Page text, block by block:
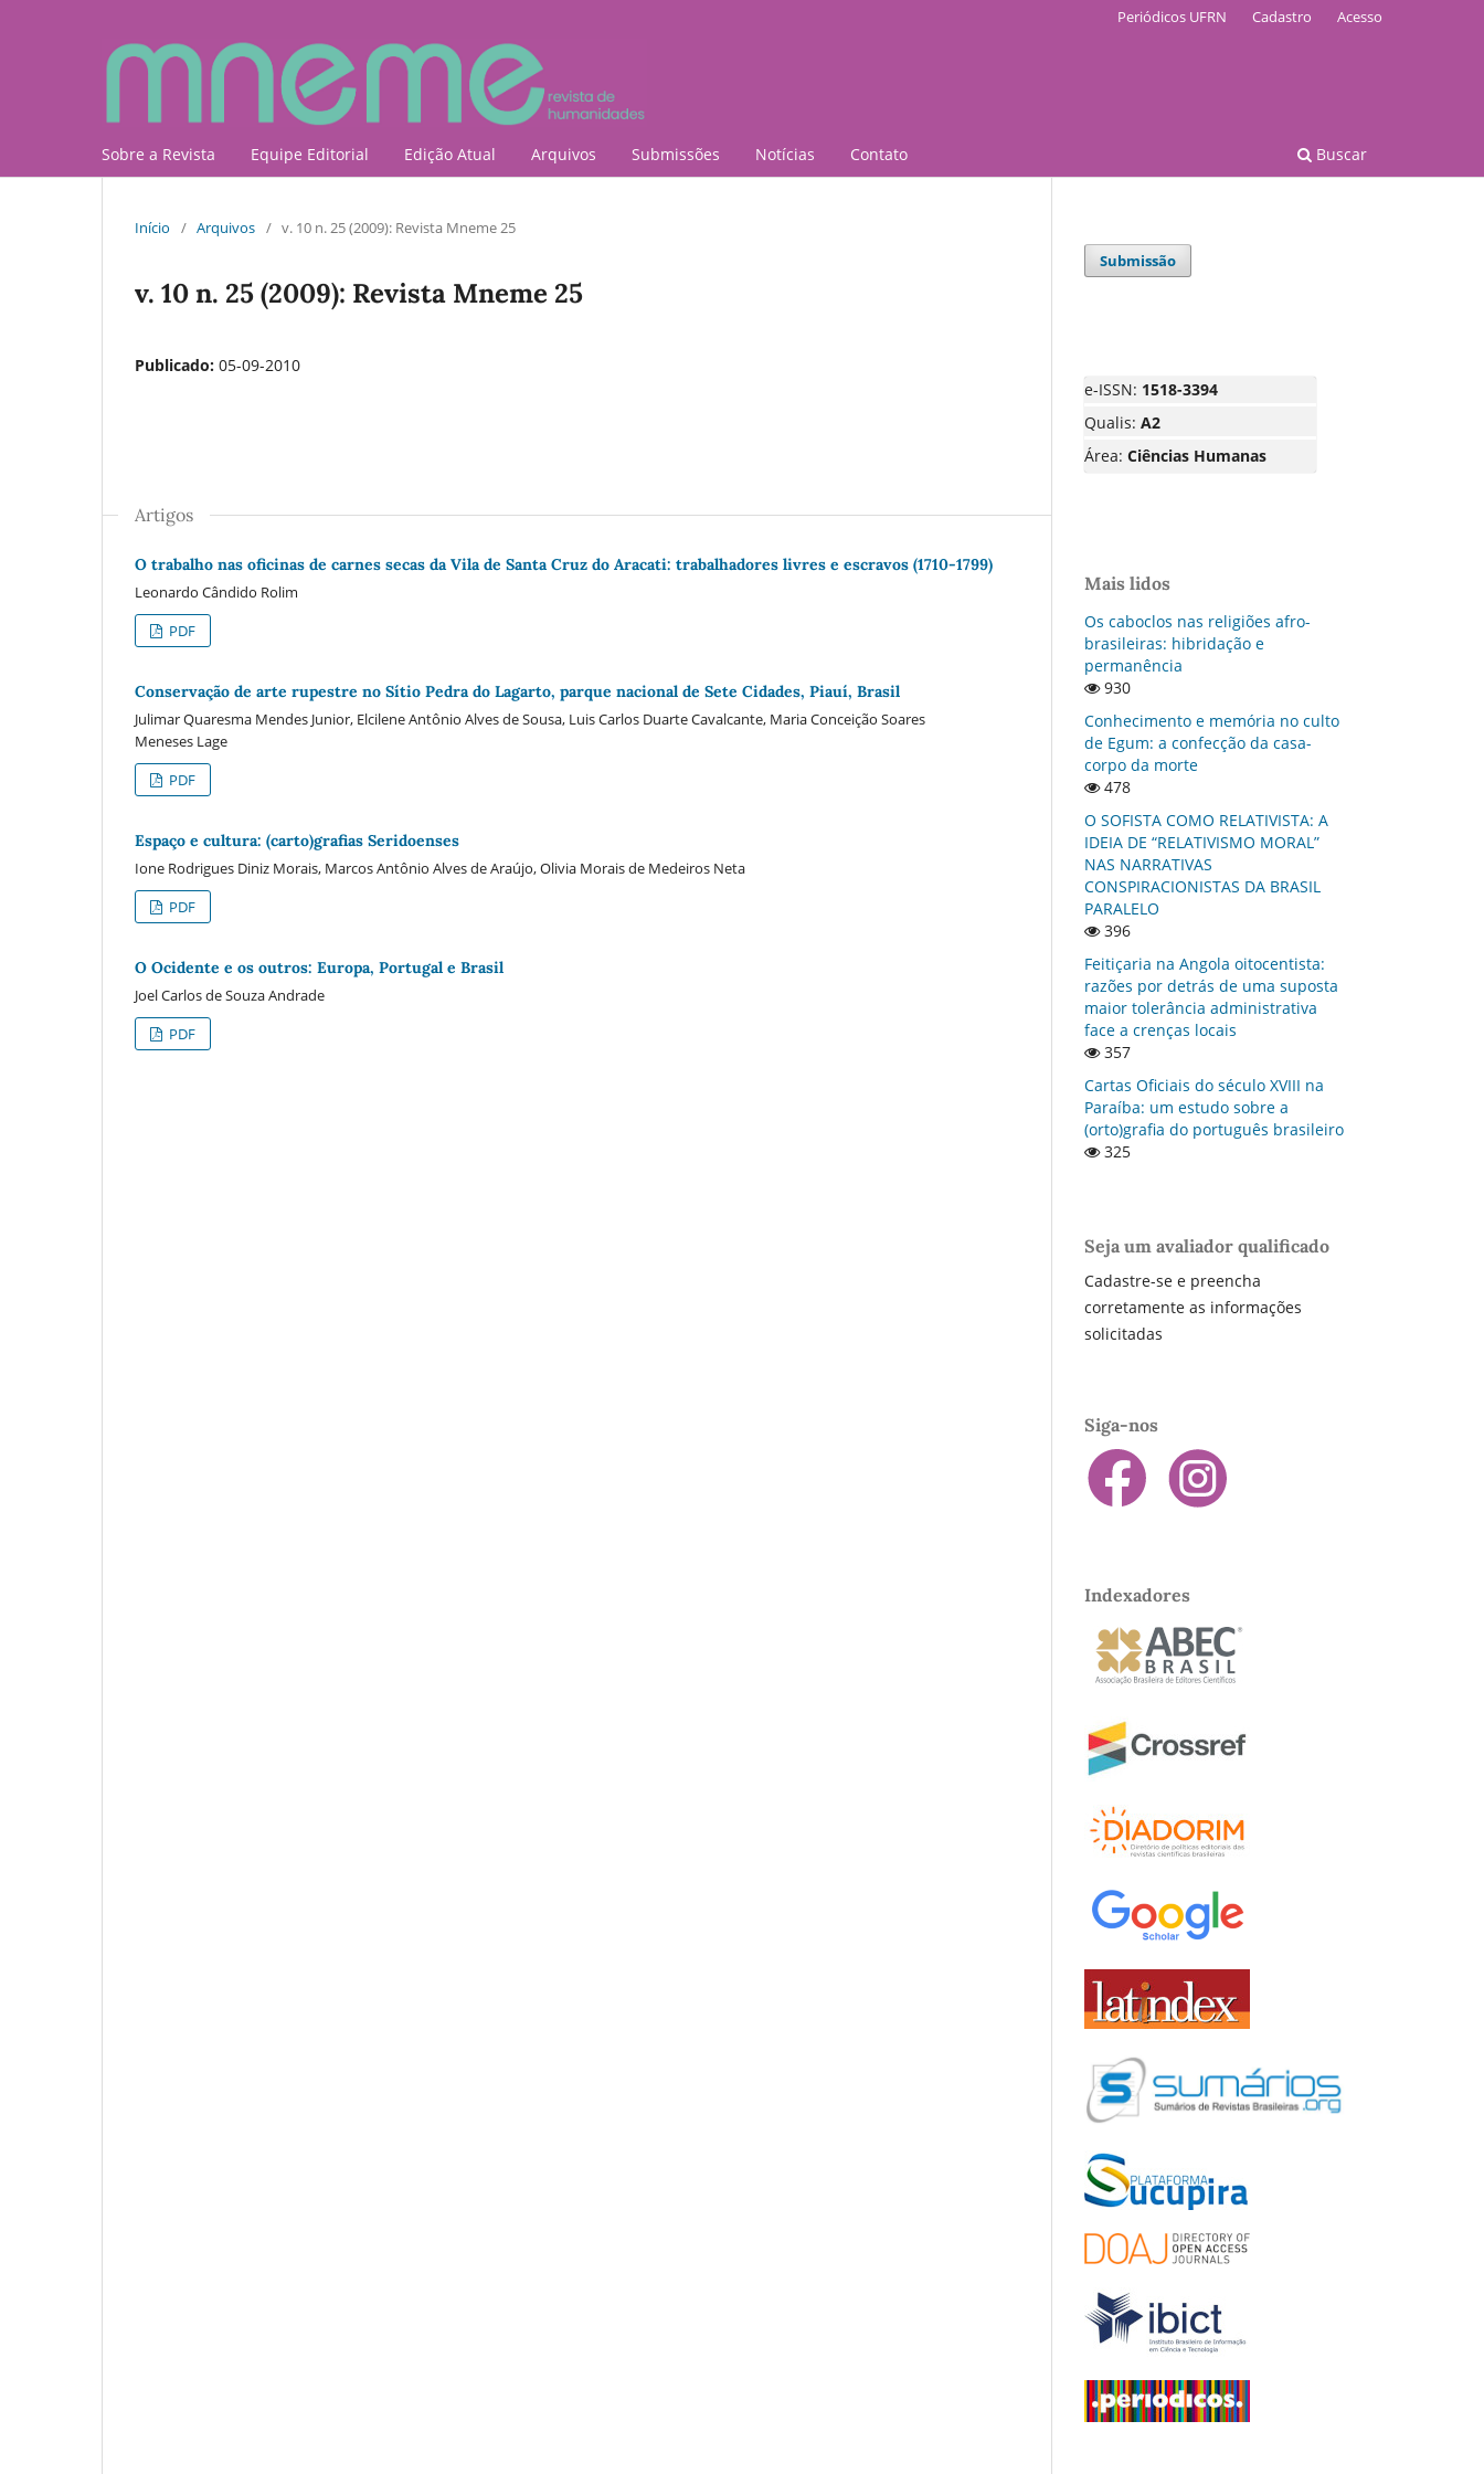
Sobre a Revista Equipe Editorial Edição Atual Arquivos Submissões Notícias Contato Buscar
Periódicos UFRN Cadastro Acesso
Início / Arquivos / v. 10 n. 25 (2009): Revista Mneme 25
v. 10 n. 25 (2009): Revista Mneme 25
Publicado: 05-09-2010
Artigos
O trabalho nas oficinas de carnes secas da Vila de Santa Cruz do Aracati: trabalhadores livres e escravos (1710-1799)
Leonardo Cândido Rolim
PDF
Conservação de arte rupestre no Sí­tio Pedra do Lagarto, parque nacional de Sete Cidades, Piauí­, Brasil
Julimar Quaresma Mendes Junior, Elcilene Antônio Alves de Sousa, Luis Carlos Duarte Cavalcante, Maria Conceição Soares
Meneses Lage
PDF
Espaço e cultura: (carto)grafias Seridoenses
Ione Rodrigues Diniz Morais, Marcos Antônio Alves de Araújo, Olivia Morais de Medeiros Neta
PDF
O Ocidente e os outros: Europa, Portugal e Brasil
Joel Carlos de Souza Andrade
PDF
Submissão
e-ISSN: 1518-3394
Qualis: A2
Área: Ciências Humanas
Mais lidos
Os caboclos nas religiões afro-
brasileiras: hibridação e
permanência
930
Conhecimento e memória no culto
de Egum: a confecção da casa-
corpo da morte
478
O SOFISTA COMO RELATIVISTA: A
IDEIA DE “RELATIVISMO MORAL”
NAS NARRATIVAS
CONSPIRACIONISTAS DA BRASIL
PARALELO
396
Feitiçaria na Angola oitocentista:
razões por detrás de uma suposta
maior tolerância administrativa
face a crenças locais
357
Cartas Oficiais do século XVIII na
Paraí­ba: um estudo sobre a
(orto)grafia do português brasileiro
325
Seja um avaliador qualificado
Cadastre-se e preencha
corretamente as informações
solicitadas
Siga-nos
Indexadores